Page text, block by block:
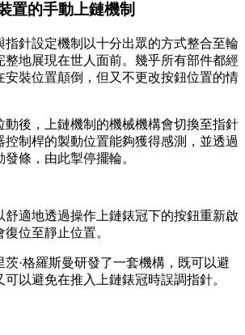
置的手動上鏈機制
指針設定機制以十分出眾的方式整合至輪
整地展現在世人面前。幾乎所有部件都經
安裝位置顛倒，但又不更改按鈕位置的情
動後，上鏈機制的機械機構會切換至指針
控制桿的製動位置能夠獲得感測，並透過
條，由此掣停擺輪。
舒適地透過操作上鏈錶冠下的按鈕重新啟
位至靜止位置。
·格羅斯曼研發了一套機構，既可以避
以避免在推入上鏈錶冠時誤調指針。